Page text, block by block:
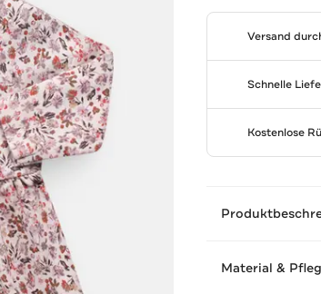
Versand
Schnelle
Kostenlose
Material &